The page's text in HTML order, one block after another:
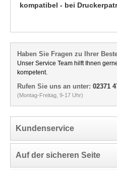
kompatibel - bei
Haben Sie Fragen zu Ihrer
Unser Service Team hilft Ihnen
kompetent.
Rufen Sie uns an unter: 02371
(Montag-Freitag, 9-17 Uhr)
Kundenservice
Auf der sicheren Seite